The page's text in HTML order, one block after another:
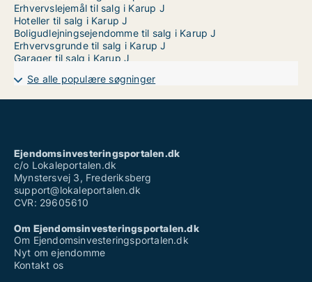
Erhvervslejemål til salg i Karup J
Hoteller til salg i Karup J
Boligudlejningsejendomme til salg i Karup J
Erhvervsgrunde til salg i Karup J
Garager til salg i Karup J
Se alle populære søgninger
Ejendomsinvesteringsportalen.dk
c/o Lokaleportalen.dk
Mynstersvej 3, Frederiksberg
support@lokaleportalen.dk
CVR: 29605610
Om Ejendomsinvesteringsportalen.dk
Om Ejendomsinvesteringsportalen.dk
Nyt om ejendomme
Kontakt os